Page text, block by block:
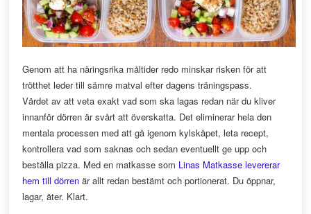
Genom att ha näringsrika måltider redo minskar risken för att
trötthet leder till sämre matval efter dagens träningspass.
Värdet av att veta exakt vad som ska lagas redan när du kliver
innanför dörren är svårt att överskatta. Det eliminerar hela den
mentala processen med att gå igenom kylskåpet, leta recept,
kontrollera vad som saknas och sedan eventuellt ge upp och
beställa pizza. Med en matkasse som Linas Matkasse levererar
hem till dörren är allt redan bestämt och portionerat. Du öppnar,
lagar, äter. Klart.